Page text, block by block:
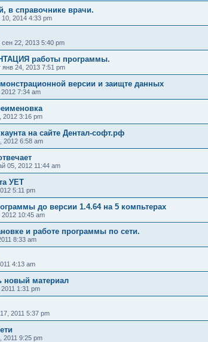
в справочнике врачи.
2014 4:33 pm
сен 22, 2013 5:40 pm
работы программы.
янв 24, 2013 7:51 pm
версии и заищте данных
7:34 am
2012 3:16 pm
на сайте Дентал-софт.рф
2012 6:58 am
05, 2012 11:44 am
УЕТ
5:11 pm
до версии 1.4.64 на 5 компьтерах
10:45 am
и работе программы по сети.
8:33 am
4:13 am
новый материал
1:31 pm
2011 5:37 pm
2011 9:25 pm